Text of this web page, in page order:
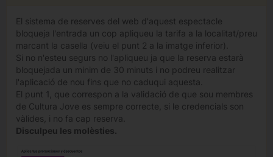
El sistema de reserves del web d'aquest espectacle
bloqueja l'entrada un cop apliqueu la tarifa a la localitat/preu
marcant la casella (veiu el punt 2 a la imatge inferior).
Si no n'esteu segurs no l'apliqueu ja que la reserva estarà
bloquejada un minim de 30 minuts i no podreu realitzar
l'aplicació de nou fins que no caduqui aquesta.
El punt 1, que correspon a la validació de que sou membres
de Cultura Jove es sempre correcte, si le credencials son
vàlides, i no fa cap reserva.
Disculpeu les molèsties.